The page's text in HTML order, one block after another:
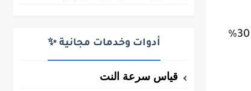
تستخدمه للبحث. فهم هذه الديناميكية هو الخطوة الأولى لتوفير المال. السعر الذي تراه الآن قد ينخفض بنسبة 30%
أدوات وخدمات مجانية ✨
قياس سرعة النت